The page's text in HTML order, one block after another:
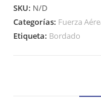
cantidad
SKU: N/D
Categorías: Fuerza
Etiqueta: Bordado